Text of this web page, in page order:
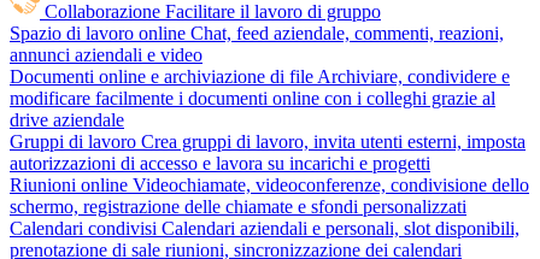
Collaborazione Facilitare il lavoro di gruppo
Spazio di lavoro online Chat, feed aziendale, commenti, reazioni,
annunci aziendali e video
Documenti online e archiviazione di file Archiviare, condividere e
modificare facilmente i documenti online con i colleghi grazie al
drive aziendale
Gruppi di lavoro Crea gruppi di lavoro, invita utenti esterni, imposta
autorizzazioni di accesso e lavora su incarichi e progetti
Riunioni online Videochiamate, videoconferenze, condivisione dello
schermo, registrazione delle chiamate e sfondi personalizzati
Calendari condivisi Calendari aziendali e personali, slot disponibili,
prenotazione di sale riunioni, sincronizzazione dei calendari